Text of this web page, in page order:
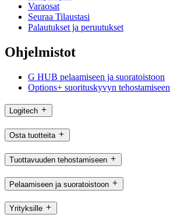
Varaosat
Seuraa Tilaustasi
Palautukset ja peruutukset
Ohjelmistot
G HUB pelaamiseen ja suoratoistoon
Options+ suorituskyvyn tehostamiseen
Logitech
Osta tuotteita
Tuottavuuden tehostamiseen
Pelaamiseen ja suoratoistoon
Yrityksille